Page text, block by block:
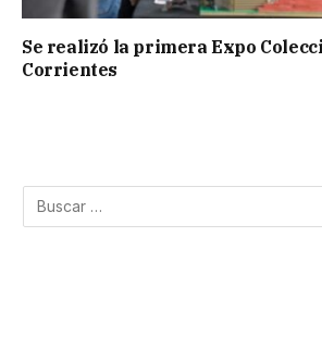
Se realizó la primera Expo
Corrientes